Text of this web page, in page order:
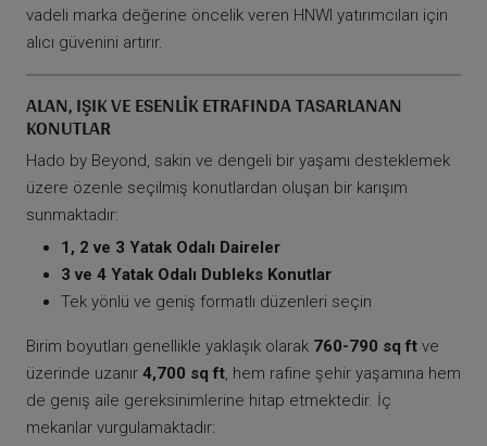
vadeli marka değerine öncelik veren HNWI yatırımcıları için
alıcı güvenini artırır.
ALAN, IŞIK VE ESENLIK ETRAFINDA TASARLANAN
KONUTLAR
Hado by Beyond, sakin ve dengeli bir yaşamı desteklemek
üzere özenle seçilmiş konutlardan oluşan bir karışım
sunmaktadır:
1, 2 ve 3 Yatak Odalı Daireler
3 ve 4 Yatak Odalı Dubleks Konutlar
Tek yönlü ve geniş formatlı düzenleri seçin
Birim boyutları genellikle yaklaşık olarak 760-790 sq ft ve
üzerinde uzanır 4,700 sq ft, hem rafine şehir yaşamına hem
de geniş aile gereksinimlerine hitap etmektedir. İç
mekanlar vurgulamaktadır: